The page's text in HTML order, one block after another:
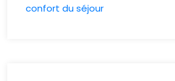
confort du séjour